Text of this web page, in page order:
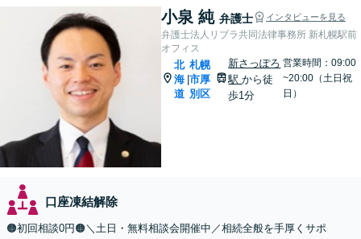
小泉 純 弁護士 インタビューを見る
弁護士法人リブラ共同法律事務所 新札幌駅前
オフィス
北
海
道
|
札幌
市厚
別区
新さっぽろ
駅から徒
歩1分
営業時間：09:00
~20:00（土日祝
日）
口座凍結解除
🟠初回相談0円🟠＼土日・無料相談会開催中／相続全般を手厚くサポ